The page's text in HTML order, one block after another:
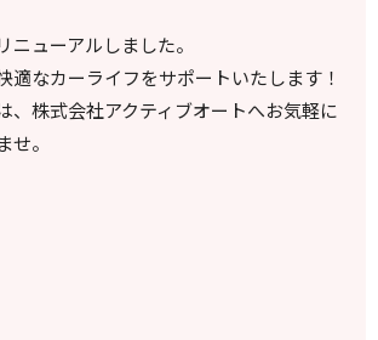
ニューアルしました。
適なカーライフをサポートいたします！
、株式会社アクティブオートへお気軽に
せ。